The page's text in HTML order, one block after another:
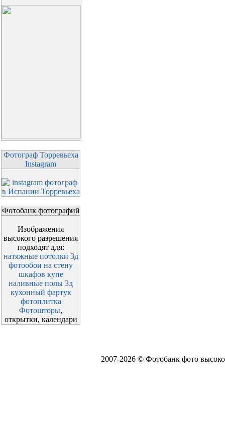
Фотограф Торревьеха
Instagram
Фотобанк фотографий
Изображения
высокого разрешения
подходят для:
натяжные потолки 3д
фотообои на стену
шкафов купе
наливные полы 3д
кухонный фартук
фотоплитка
Фотошторы,
открытки, календари
2007-2026 © Фотобанк фото